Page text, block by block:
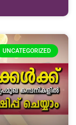
UNCATEGORIZED